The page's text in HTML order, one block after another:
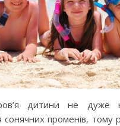
дитини не дуже
сонячних променів, тому